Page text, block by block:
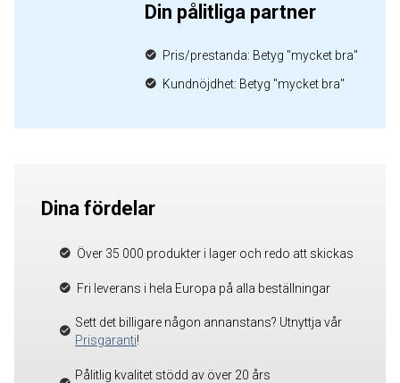
Din pålitliga partner
Pris/prestanda: Betyg "mycket bra"
Kundnöjdhet: Betyg "mycket bra"
Dina fördelar
Över 35 000 produkter i lager och redo att skickas
Fri leverans i hela Europa på alla beställningar
Sett det billigare någon annanstans? Utnyttja vår
Prisgaranti!
Pålitlig kvalitet stödd av över 20 års